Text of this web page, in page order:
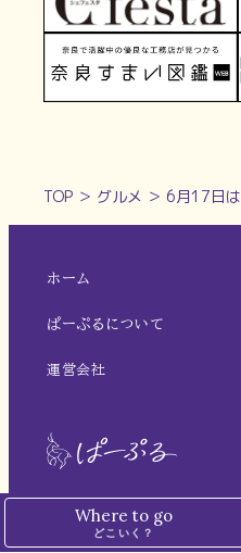
TOP ＞ グルメ ＞ 6月17日は薩
Where to go
どこいく？
ホーム
ぱーぷるについて
運営会社
※本サイトでは、一部の記事にアフィ
※掲載価格は税込表記です。